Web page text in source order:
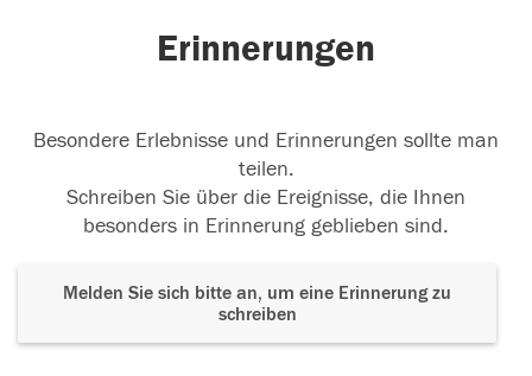
Erinnerungen
Besondere Erlebnisse und Erinnerungen sollte man
teilen.
Schreiben Sie über die Ereignisse, die Ihnen
besonders in Erinnerung geblieben sind.
Melden Sie sich bitte an, um eine Erinnerung zu
schreiben